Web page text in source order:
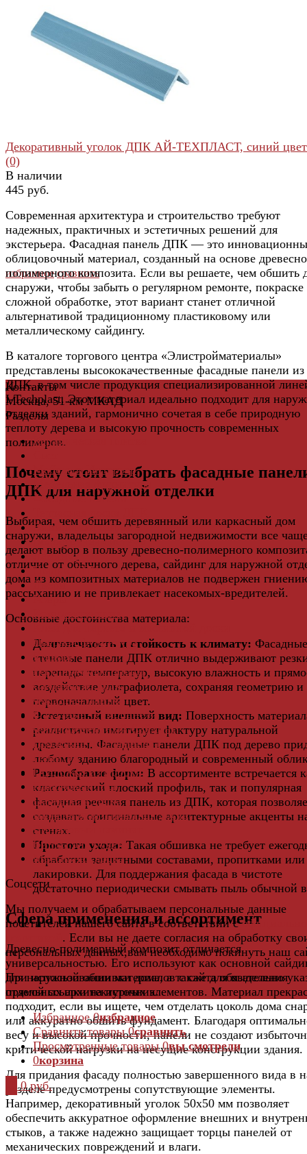
сравнить
избранное сравнить
Декоративный уголок ДПК АЙ-ТЕХПЛАСТ, синий цвет
(0)
В наличии
445 руб.
Современная архитектура и строительство требуют
надежных, практичных и эстетичных решений для
экстерьера. Фасадная панель ДПК — это
облицовочный материал, созданный на основе
полимерного композита. Если вы решаете, чем обшить
снаружи, чтобы забыть о регулярном ремонте, покраске
сложной обработке, этот вариант станет отличной
альтернативой традиционному пластиковому или
металлическому сайдингу.
В каталоге торгового центра «Элистройматериалы»
представлены высококачественные фасадные панели из
ДПК, в том числе продукция специализированной
I-Techplast. Этот материал идеально подходит для
отделки зданий, гармонично сочетая в себе природную
теплоту дерева и высокую прочность современных
полимеров.
Почему стоит выбрать фасадные
ДПК для наружной отделки
Выбирая, чем обшить деревянный или каркасный дом
снаружи, владельцы загородной недвижимости все
делают выбор в пользу древесно-полимерного
отличие от обычного дерева, сайдинг для наружной
дома из композитных материалов не подвержен
рассыханию и не привлекает насекомых-вредителей.
Основные достоинства материала:
Долговечность и стойкость к климату: Фасадные
стеновые панели ДПК отлично выдерживают
перепады температур, высокую влажность и
воздействие ультрафиолета, сохраняя геометрию и
первоначальный цвет.
Эстетичный внешний вид: Поверхность
реалистично имитирует фактуру натуральной
древесины. Фасадные панели ДПК под дерево
любому зданию благородный и современный
Разнообразие форм: В ассортименте встречается
классический плоский профиль, так и популярная
фасадная реечная панель из ДПК, которая
создавать оригинальные архитектурные акценты
стенах.
Простота ухода: Такая обшивка не требует
обработки защитными составами, пропитками или
лакировки. Для поддержания фасада в чистоте
достаточно периодически смывать пыль обычной
Сфера применения и ассортимент
Древесно-полимерный композит отличается
универсальностью. Его используют как основной
для наружной обшивки дома, а также для выделения
отдельных архитектурных элементов. Материал
подходит, если вы ищете, чем отделать цоколь дома
или аккуратно обшить фундамент. Благодаря
весу и высокой прочности, панели не создают
критической нагрузки на несущие конструкции здания.
Для придания фасаду полностью завершенного вида в
разделе предусмотрены сопутствующие элементы.
Например, декоративный уголок 50x50 мм позволяет
обеспечить аккуратное оформление внешних и
стыков, а также надежно защищает торцы панелей от
механических повреждений и влаги.
Контакты
Москва, 51-км МКАД
Разделы
Керамическая плитка
Мебель и Интерьер
Мебельная фурнитура
Фасадные панели
Виниловый сайдинг
Водосточная система
Ламинат
Грядки ДПК
Двери
Ковры
Клей для паркета и массивной доски
Дверная фурнитура
Кровля
Регулируемые опоры
Ступени из ДПК
Фасадная плитка
Фасадные термопанели
Фиброцементный Сайдинг
Подложка для ламината
Плинтус
Подложка из пробки
Пробковый пол
Паркетная доска
Инженерная паркетная доска
Виниловый ламинат
Винты для ручек
Массивная доска
Соцсети
Мы получаем и обрабатываем персональные данные
посетителей нашего сайта в соответствии с
. Если вы не даете согласия на обработку
персональных данных,вам необходимо покинуть наш
При использовании материалов с сайта обязательно
прямой ссылки на источник.
Избранное 0избранное
Сравнить товары 0сравнить
Просмотренные товары 0вы смотрели
0корзина
0 руб.